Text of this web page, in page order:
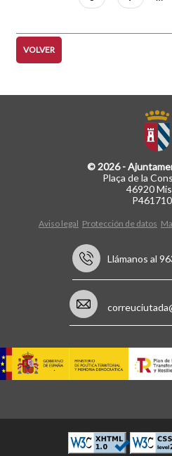
VOLVER
© 2026 -
Plaça de la
46920
Aviso legal Protección de datos
Llámanos al